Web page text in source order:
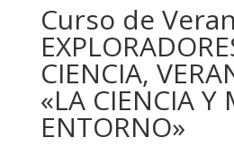
Curso de
CIENCIA,
«LA CIENCIA Y
ENTORNO»